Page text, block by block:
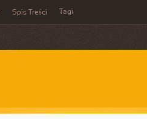
Spis Treści Tagi